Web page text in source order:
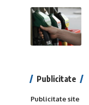
Publicitate
Publicitate site